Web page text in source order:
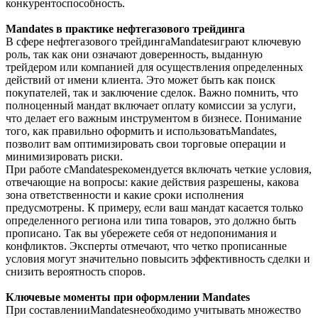
конкурентоспособность.
Mandates в практике нефтегазового трейдинга
В сфере нефтегазового трейдингаMandatesиграют ключевую
роль, так как они означают доверенность, выданную
трейдером или компанией для осуществления определенных
действий от имени клиента. Это может быть как поиск
покупателей, так и заключение сделок. Важно помнить, что
полноценный мандат включает оплату комиссии за услуги,
что делает его важным инструментом в бизнесе. Понимание
того, как правильно оформить и использоватьMandates,
позволит вам оптимизировать свои торговые операции и
минимизировать риски.
При работе сMandatesрекомендуется включать четкие условия,
отвечающие на вопросы: какие действия разрешены, какова
зона ответственности и какие сроки исполнения
предусмотрены. К примеру, если ваш мандат касается только
определенного региона или типа товаров, это должно быть
прописано. Так вы убережете себя от недопонимания и
конфликтов. Эксперты отмечают, что четко прописанные
условия могут значительно повысить эффективность сделки и
снизить вероятность споров.
Ключевые моменты при оформлении Mandates
При составленииMandatesнеобходимо учитывать множество